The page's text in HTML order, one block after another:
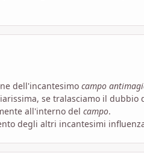
dell'incantesimo campo
se tralasciamo il dubbio
all'interno del campo.
degli altri incantesimi